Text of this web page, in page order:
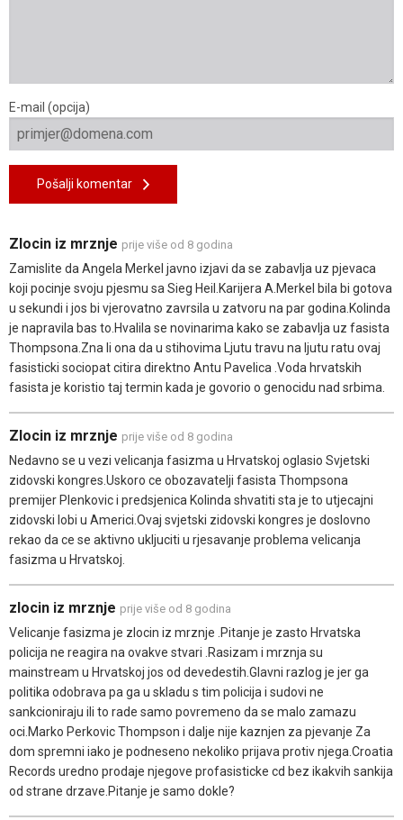
E-mail (opcija)
Pošalji komentar
Zlocin iz mrznje prije više od 8 godina
Zamislite da Angela Merkel javno izjavi da se zabavlja uz pjevaca
koji pocinje svoju pjesmu sa Sieg Heil.Karijera A.Merkel bila bi gotova
u sekundi i jos bi vjerovatno zavrsila u zatvoru na par godina.Kolinda
je napravila bas to.Hvalila se novinarima kako se zabavlja uz fasista
Thompsona.Zna li ona da u stihovima Ljutu travu na ljutu ratu ovaj
fasisticki sociopat citira direktno Antu Pavelica .Voda hrvatskih
fasista je koristio taj termin kada je govorio o genocidu nad srbima.
Zlocin iz mrznje prije više od 8 godina
Nedavno se u vezi velicanja fasizma u Hrvatskoj oglasio Svjetski
zidovski kongres.Uskoro ce obozavatelji fasista Thompsona
premijer Plenkovic i predsjenica Kolinda shvatiti sta je to utjecajni
zidovski lobi u Americi.Ovaj svjetski zidovski kongres je doslovno
rekao da ce se aktivno ukljuciti u rjesavanje problema velicanja
fasizma u Hrvatskoj.
zlocin iz mrznje prije više od 8 godina
Velicanje fasizma je zlocin iz mrznje .Pitanje je zasto Hrvatska
policija ne reagira na ovakve stvari .Rasizam i mrznja su
mainstream u Hrvatskoj jos od devedestih.Glavni razlog je jer ga
politika odobrava pa ga u skladu s tim policija i sudovi ne
sankcioniraju ili to rade samo povremeno da se malo zamazu
oci.Marko Perkovic Thompson i dalje nije kaznjen za pjevanje Za
dom spremni iako je podneseno nekoliko prijava protiv njega.Croatia
Records uredno prodaje njegove profasisticke cd bez ikakvih sankija
od strane drzave.Pitanje je samo dokle?